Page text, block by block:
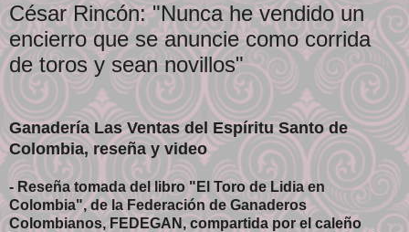
César Rincón: "Nunca he vendido un
encierro que se anuncie como corrida
de toros y sean novillos"
Ganadería Las Ventas del Espíritu Santo de
Colombia, reseña y video
- Reseña tomada del libro "El Toro de Lidia en
Colombia", de la Federación de Ganaderos
Colombianos, FEDEGAN, compartida por el caleño